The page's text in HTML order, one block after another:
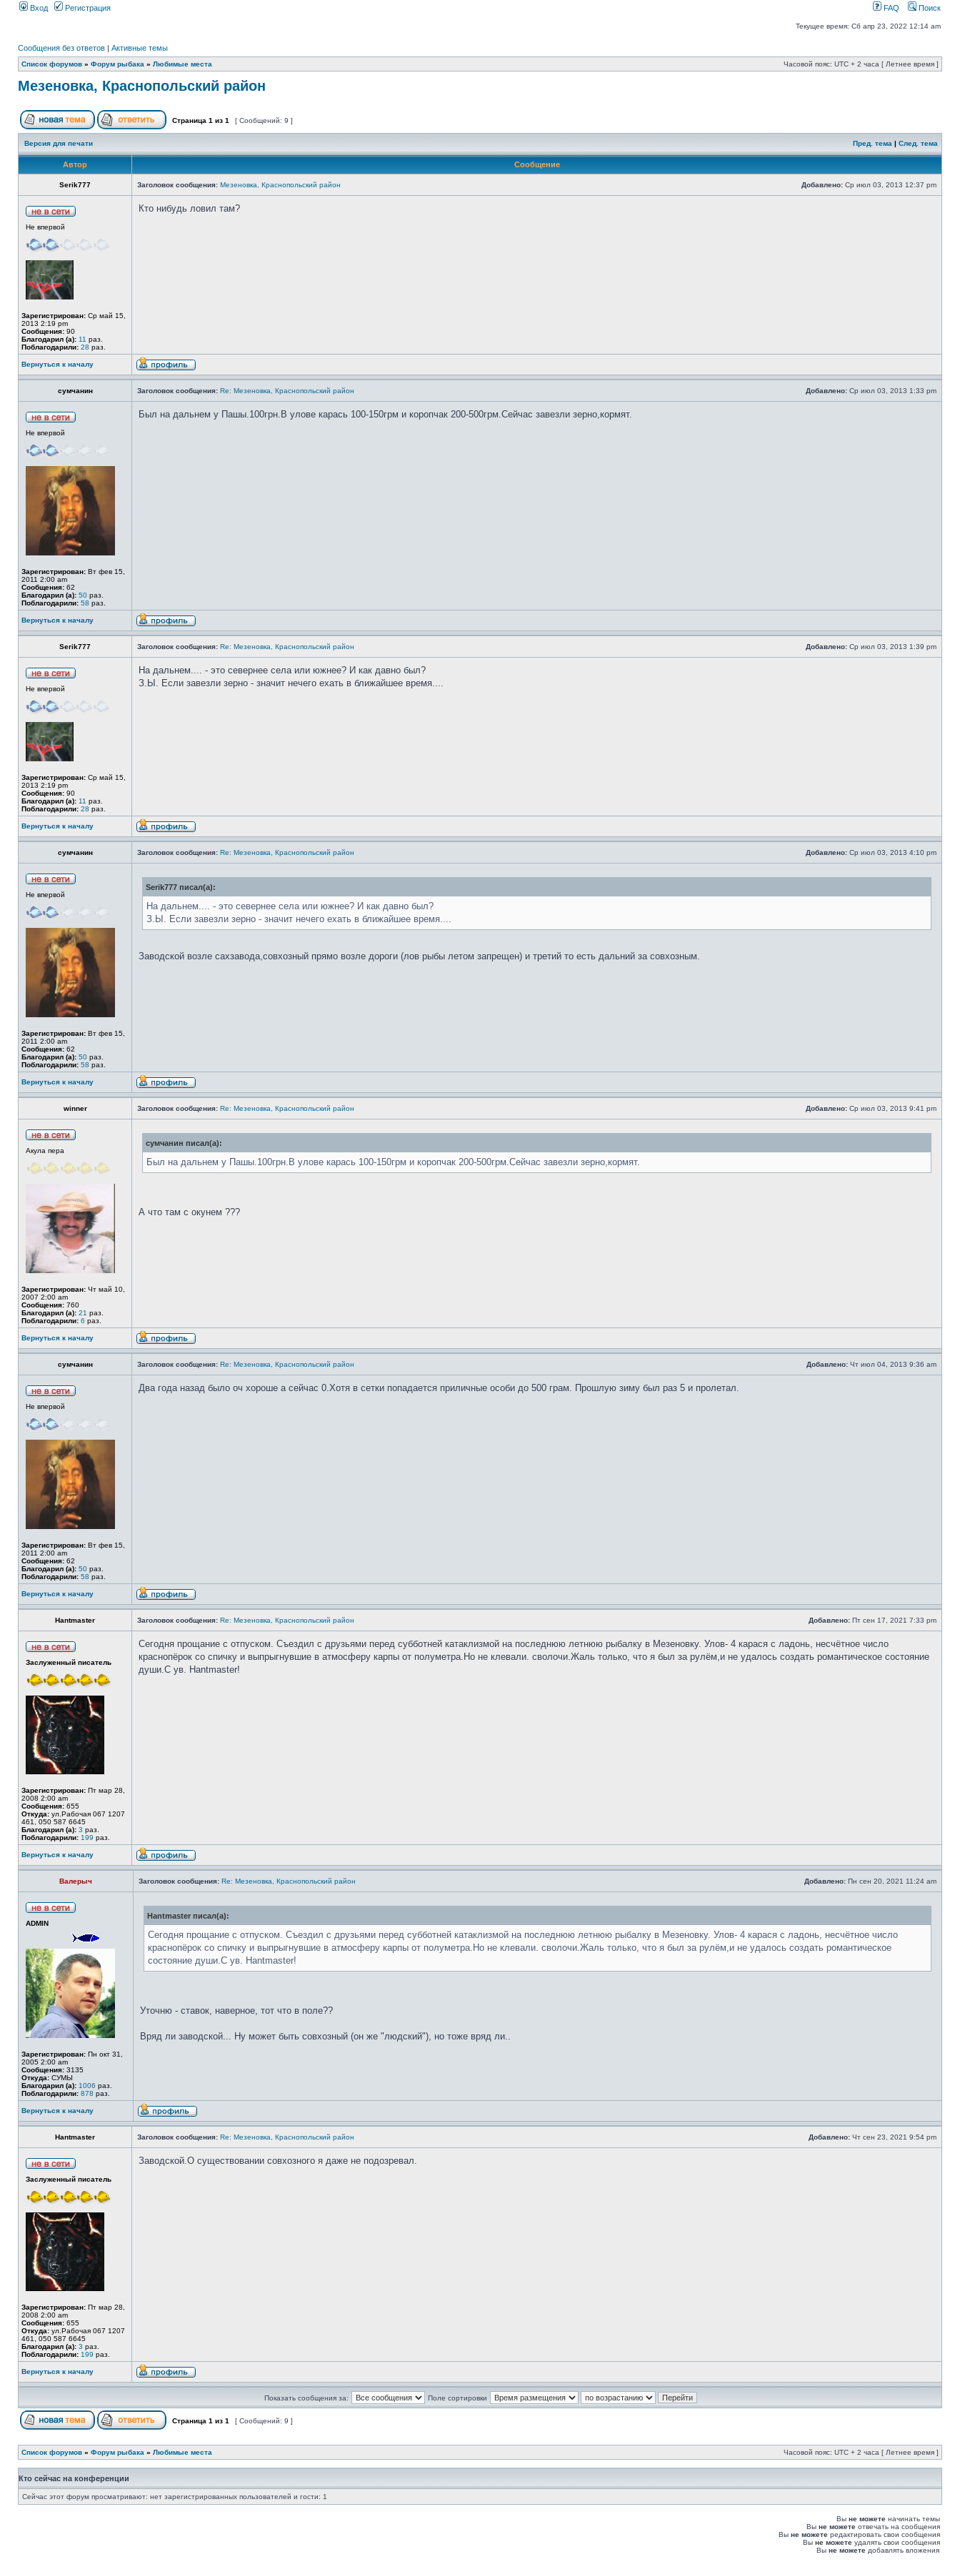
Вход Регистрация FAQ Поиск
Текущее время: Сб апр 23, 2022 12:14 am
Сообщения без ответов | Активные темы
Список форумов » Форум рыбака » Любимые места Часовой пояс: UTC + 2 часа [ Летнее время ]
Мезеновка, Краснопольский район
Страница 1 из 1 [ Сообщений: 9 ]
Версия для печати Пред. тема | След. тема
Автор Сообщение
Serik777 Заголовок сообщения: Мезеновка, Краснопольский район Добавлено: Ср июл 03, 2013 12:37 pm
Не впервой
Зарегистрирован: Ср май 15,
2013 2:19 pm
Сообщения: 90
Благодарил (а): 11 раз.
Поблагодарили: 28 раз.
Кто нибудь ловил там?
Вернуться к началу
сумчанин Заголовок сообщения: Re: Мезеновка, Краснопольский район Добавлено: Ср июл 03, 2013 1:33 pm
Не впервой
Зарегистрирован: Вт фев 15,
2011 2:00 am
Сообщения: 62
Благодарил (а): 50 раз.
Поблагодарили: 58 раз.
Был на дальнем у Пашы.100грн.В улове карась 100-150грм и коропчак 200-500грм.Сейчас завезли зерно,кормят.
Вернуться к началу
Serik777 Заголовок сообщения: Re: Мезеновка, Краснопольский район Добавлено: Ср июл 03, 2013 1:39 pm
Не впервой
Зарегистрирован: Ср май 15,
2013 2:19 pm
Сообщения: 90
Благодарил (а): 11 раз.
Поблагодарили: 28 раз.
На дальнем.... - это севернее села или южнее? И как давно был?
З.Ы. Если завезли зерно - значит нечего ехать в ближайшее время....
Вернуться к началу
сумчанин Заголовок сообщения: Re: Мезеновка, Краснопольский район Добавлено: Ср июл 03, 2013 4:10 pm
Не впервой
Зарегистрирован: Вт фев 15,
2011 2:00 am
Сообщения: 62
Благодарил (а): 50 раз.
Поблагодарили: 58 раз.
Serik777 писал(а):
На дальнем.... - это севернее села или южнее? И как давно был?
З.Ы. Если завезли зерно - значит нечего ехать в ближайшее время....
Заводской возле сахзавода,совхозный прямо возле дороги (лов рыбы летом запрещен) и третий то есть дальний за совхозным.
Вернуться к началу
winner Заголовок сообщения: Re: Мезеновка, Краснопольский район Добавлено: Ср июл 03, 2013 9:41 pm
Акула пера
Зарегистрирован: Чт май 10,
2007 2:00 am
Сообщения: 760
Благодарил (а): 21 раз.
Поблагодарили: 6 раз.
сумчанин писал(а):
Был на дальнем у Пашы.100грн.В улове карась 100-150грм и коропчак 200-500грм.Сейчас завезли зерно,кормят.
А что там с окунем ???
Вернуться к началу
сумчанин Заголовок сообщения: Re: Мезеновка, Краснопольский район Добавлено: Чт июл 04, 2013 9:36 am
Не впервой
Зарегистрирован: Вт фев 15,
2011 2:00 am
Сообщения: 62
Благодарил (а): 50 раз.
Поблагодарили: 58 раз.
Два года назад было оч хороше а сейчас 0.Хотя в сетки попадается приличные особи до 500 грам. Прошлую зиму был раз 5 и пролетал.
Вернуться к началу
Hantmaster Заголовок сообщения: Re: Мезеновка, Краснопольский район Добавлено: Пт сен 17, 2021 7:33 pm
Заслуженный писатель
Зарегистрирован: Пт мар 28,
2008 2:00 am
Сообщения: 655
Откуда: ул.Рабочая 067 1207
461, 050 587 6645
Благодарил (а): 3 раз.
Поблагодарили: 199 раз.
Сегодня прощание с отпуском. Съездил с друзьями перед субботней катаклизмой на последнюю летнюю рыбалку в Мезеновку. Улов- 4 карася с ладонь, несчётное число
краснопёрок со спичку и выпрыгнувшие в атмосферу карпы от полуметра.Но не клевали. сволочи.Жаль только, что я был за рулём,и не удалось создать романтическое состояние
души.С ув. Hantmaster!
Вернуться к началу
Валерыч Заголовок сообщения: Re: Мезеновка, Краснопольский район Добавлено: Пн сен 20, 2021 11:24 am
ADMIN
Зарегистрирован: Пн окт 31,
2005 2:00 am
Сообщения: 3135
Откуда: СУМЫ
Благодарил (а): 1006 раз.
Поблагодарили: 878 раз.
Hantmaster писал(а):
Сегодня прощание с отпуском. Съездил с друзьями перед субботней катаклизмой на последнюю летнюю рыбалку в Мезеновку. Улов- 4 карася с ладонь, несчётное число
краснопёрок со спичку и выпрыгнувшие в атмосферу карпы от полуметра.Но не клевали. сволочи.Жаль только, что я был за рулём,и не удалось создать романтическое
состояние души.С ув. Hantmaster!
Уточню - ставок, наверное, тот что в поле??
Вряд ли заводской... Ну может быть совхозный (он же "людский"), но тоже вряд ли..
Вернуться к началу
Hantmaster Заголовок сообщения: Re: Мезеновка, Краснопольский район Добавлено: Чт сен 23, 2021 9:54 pm
Заслуженный писатель
Зарегистрирован: Пт мар 28,
2008 2:00 am
Сообщения: 655
Откуда: ул.Рабочая 067 1207
461, 050 587 6645
Благодарил (а): 3 раз.
Поблагодарили: 199 раз.
Заводской.О существовании совхозного я даже не подозревал.
Вернуться к началу
Показать сообщения за: Поле сортировки
Страница 1 из 1 [ Сообщений: 9 ]
Список форумов » Форум рыбака » Любимые места Часовой пояс: UTC + 2 часа [ Летнее время ]
Кто сейчас на конференции
Сейчас этот форум просматривают: нет зарегистрированных пользователей и гости: 1
Вы не можете начинать темы
Вы не можете отвечать на сообщения
Вы не можете редактировать свои сообщения
Вы не можете удалять свои сообщения
Вы не можете добавлять вложения